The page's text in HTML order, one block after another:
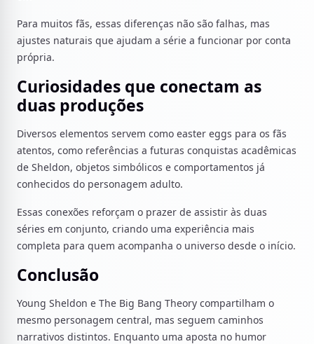
Para muitos fãs, essas diferenças não são falhas, mas
ajustes naturais que ajudam a série a funcionar por conta
própria.
Curiosidades que conectam as
duas produções
Diversos elementos servem como easter eggs para os fãs
atentos, como referências a futuras conquistas acadêmicas
de Sheldon, objetos simbólicos e comportamentos já
conhecidos do personagem adulto.
Essas conexões reforçam o prazer de assistir às duas
séries em conjunto, criando uma experiência mais
completa para quem acompanha o universo desde o início.
Conclusão
Young Sheldon e The Big Bang Theory compartilham o
mesmo personagem central, mas seguem caminhos
narrativos distintos. Enquanto uma aposta no humor